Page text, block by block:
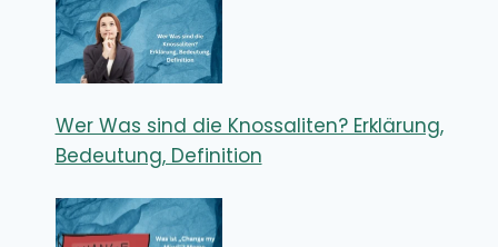
Wer Was sind die Knossaliten? Erklärung,
Bedeutung, Definition